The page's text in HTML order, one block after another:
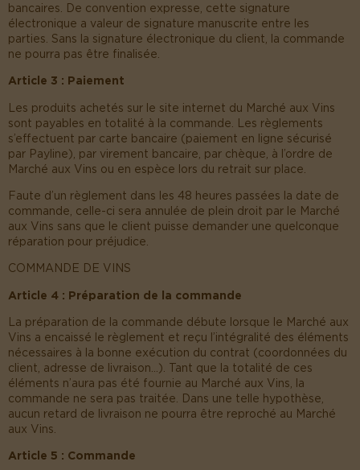
bancaires. De convention expresse, cette signature
électronique a valeur de signature manuscrite entre les
parties. Sans la signature électronique du client, la commande
ne pourra pas être finalisée.
Article 3 : Paiement
Les produits achetés sur le site internet du Marché aux Vins
sont payables en totalité à la commande. Les règlements
s’effectuent par carte bancaire (paiement en ligne sécurisé
par Payline), par virement bancaire, par chèque, à l’ordre de
Marché aux Vins ou en espèce lors du retrait sur place.
Faute d’un règlement dans les 48 heures passées la date de
commande, celle-ci sera annulée de plein droit par le Marché
aux Vins sans que le client puisse demander une quelconque
réparation pour préjudice.
COMMANDE DE VINS
Article 4 : Préparation de la commande
La préparation de la commande débute lorsque le Marché aux
Vins a encaissé le règlement et reçu l’intégralité des éléments
nécessaires à la bonne exécution du contrat (coordonnées du
client, adresse de livraison…). Tant que la totalité de ces
éléments n’aura pas été fournie au Marché aux Vins, la
commande ne sera pas traitée. Dans une telle hypothèse,
aucun retard de livraison ne pourra être reproché au Marché
aux Vins.
Article 5 : Commande